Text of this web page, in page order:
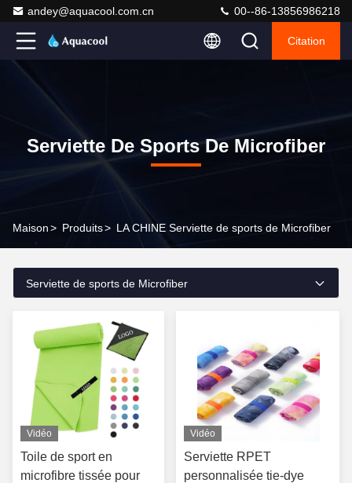
andey@aquacool.com.cn 00--86-13856986218
Citation
Serviette De Sports De Microfiber
Maison> Produits> LA CHINE Serviette de sports de Microfiber
Serviette de sports de Microfiber
Vidéo
Toile de sport en
microfibre tissée pour
Vidéo
Serviette RPET
personnalisée tie-dye